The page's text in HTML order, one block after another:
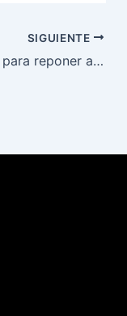
SIGUIENTE
JNJ inicia trámite para reponer a Delia Espinoza como fiscal de la Nación tras una semana de la orden judicial